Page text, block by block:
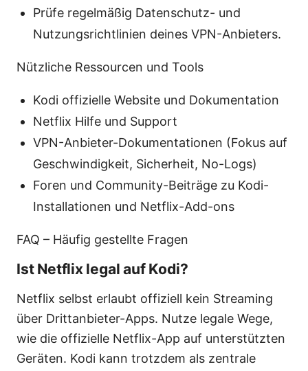
Prüfe regelmäßig Datenschutz- und
Nutzungsrichtlinien deines VPN-Anbieters.
Nützliche Ressourcen und Tools
Kodi offizielle Website und Dokumentation
Netflix Hilfe und Support
VPN-Anbieter-Dokumentationen (Fokus auf
Geschwindigkeit, Sicherheit, No-Logs)
Foren und Community-Beiträge zu Kodi-
Installationen und Netflix-Add-ons
FAQ – Häufig gestellte Fragen
Ist Netflix legal auf Kodi?
Netflix selbst erlaubt offiziell kein Streaming
über Drittanbieter-Apps. Nutze legale Wege,
wie die offizielle Netflix-App auf unterstützten
Geräten. Kodi kann trotzdem als zentrale